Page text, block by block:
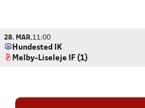
28. MAR.11:00
Hundested IK
Melby-Liseleje IF (1)